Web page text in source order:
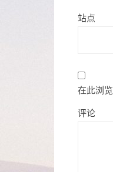
站点
在此浏
评论